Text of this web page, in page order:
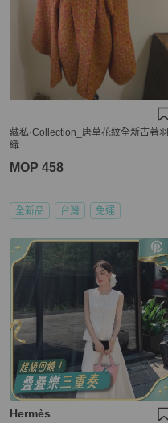
藏私·Collection_唐草花紋全新古著羽
織
MOP 458
全新品 台灣 免運
Hermès